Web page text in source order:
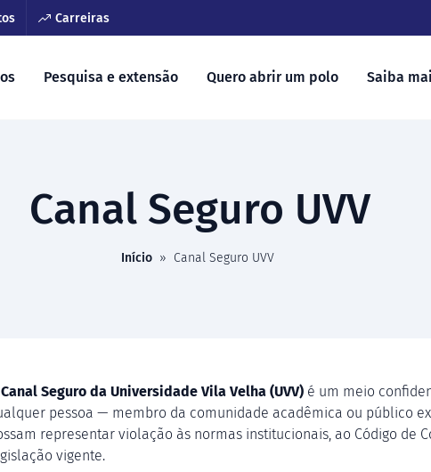
Carreiras
Pesquisa e extensão Quero abrir um polo Saiba
Canal Seguro UVV
Início » Canal Seguro UVV
Canal Seguro da Universidade Vila Velha (UVV) é um meio
pessoa — membro da comunidade acadêmica ou público
representar violação às normas institucionais, ao Código de
vigente.